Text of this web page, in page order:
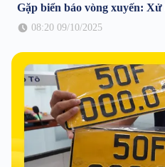
Gặp biển báo vòng xuyến:
08:20 09/10/2025